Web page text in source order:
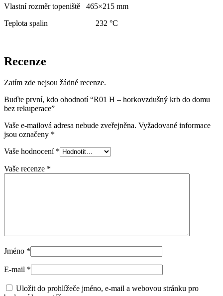
Vlastní rozměr topeniště 465×215 mm
Teplota spalin 232 °C
Recenze
Zatím zde nejsou žádné recenze.
Buďte první, kdo ohodnotí “R01 H – horkovzdušný krb do domu
bez rekuperace”
Vaše e-mailová adresa nebude zveřejněna. Vyžadované informace
jsou označeny *
Vaše hodnocení *
Vaše recenze *
Jméno *
E-mail *
Uložit do prohlížeče jméno, e-mail a webovou stránku pro